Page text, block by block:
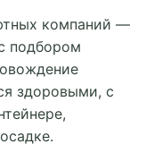
компаний —
подбором
здоровыми, с